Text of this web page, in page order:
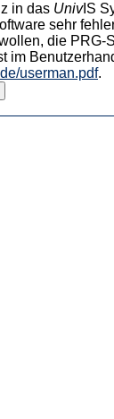
in das UnivIS
sehr
die PRG-
im
userman.pdf.